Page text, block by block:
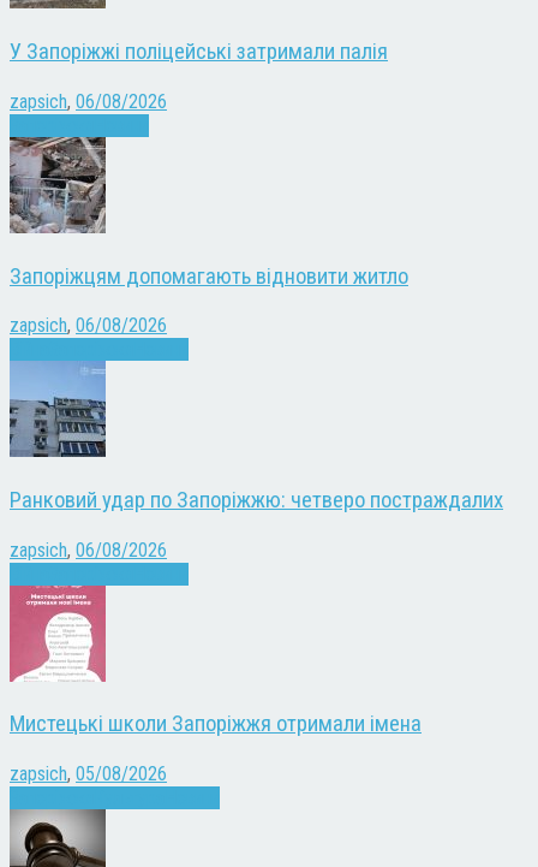
У Запоріжжі поліцейські затримали палія
zapsich, 06/08/2026
Запоріжцям допомагають відновити житло
zapsich, 06/08/2026
Ранковий удар по Запоріжжю: четверо постраждалих
zapsich, 06/08/2026
Мистецькі школи Запоріжжя отримали імена
zapsich, 05/08/2026